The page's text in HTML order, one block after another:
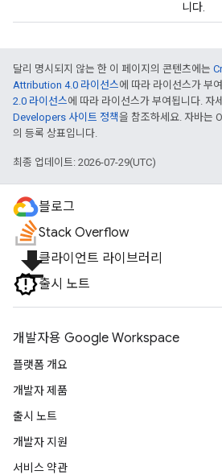
니다.
달리 명시되지 않는 한 이 페이지의 콘텐츠에는
Attribution 4.0 라이선스에 따라 라이선스가 부
2.0 라이선스에 따라 라이선스가 부여됩니다. 자
Developers 사이트 정책을 참조하세요. 자바는
의 등록 상표입니다.
최종 업데이트: 2026-07-29(UTC)
블로그
Stack Overflow
file_download클라이언트 라이브러리
출시 노트
개발자용 Google Workspace
플랫폼 개요
개발자 제품
출시 노트
개발자 지원
서비스 약관